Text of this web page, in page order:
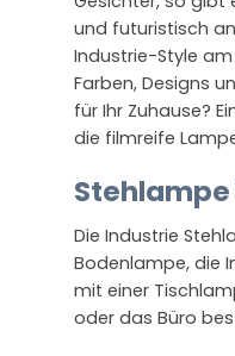
und futuristisch
Industrie-Style
Farben, Designs
für Ihr Zuhause?
die filmreife
Die Industrie
Bodenlampe, die
mit einer
oder das Büro